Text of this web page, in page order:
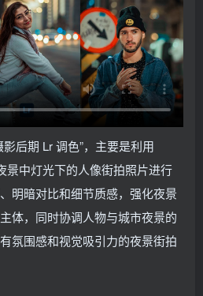
后期 Lr 调色”，主要是利用
景中灯光下的人像街拍照片进行
明暗对比和细节质感，强化夜景
体，同时协调人物与城市夜景的
氛围感和视觉吸引力的夜景街拍